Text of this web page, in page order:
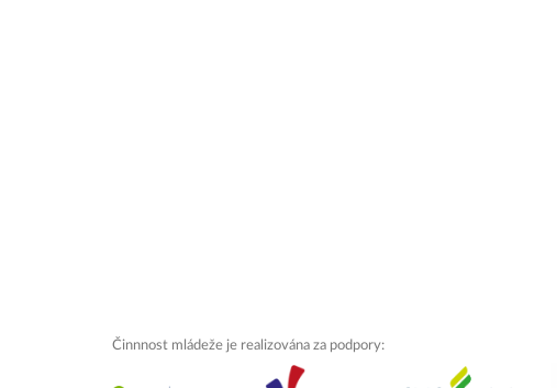
Činnnost mládeže je realizována za podpory: